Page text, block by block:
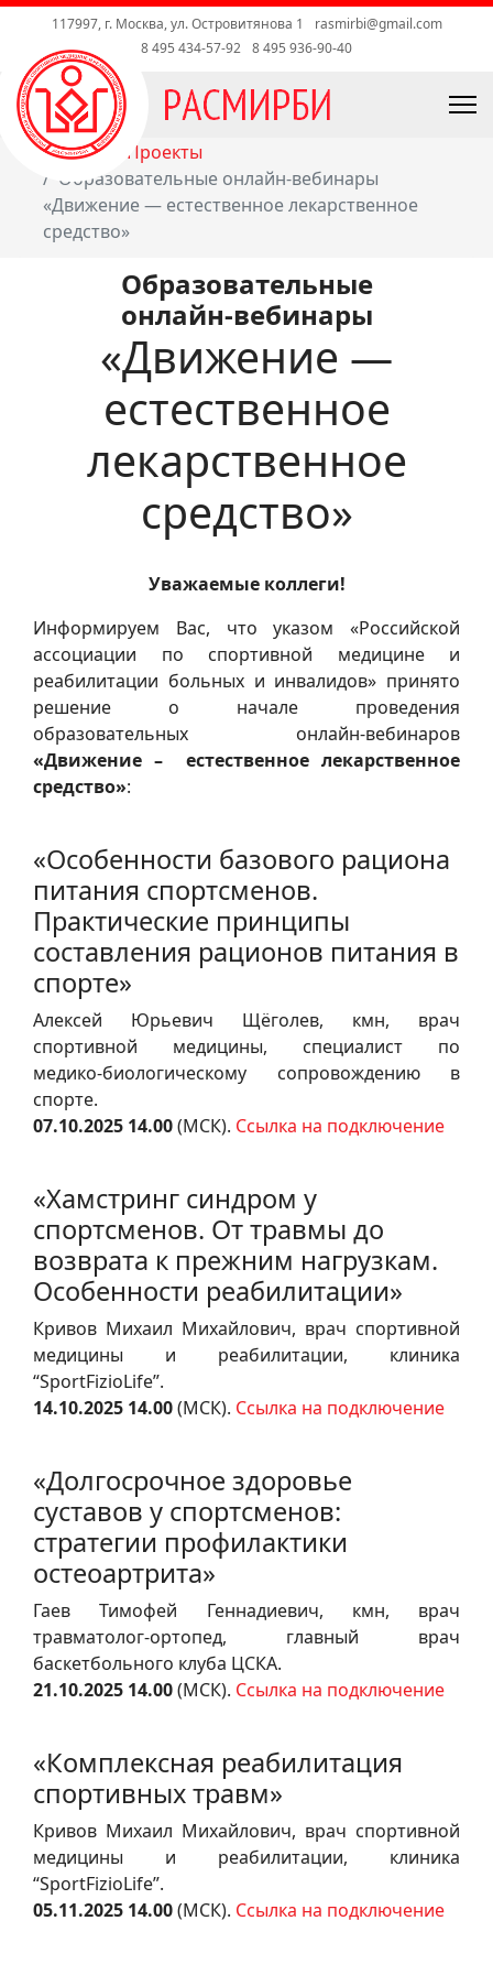
117997, г. Москва, ул. Островитянова 1
rasmirbi@gmail.com
8 495 434-57-92 8 495 936-90-40
Главная
Проекты
Образовательные онлайн‑вебинары
«Движение — естественное лекарственное
средство»
Образовательные
онлайн‑вебинары
«Движение —
естественное
лекарственное
средство»
Уважаемые коллеги!
Информируем Вас, что указом «Российской
ассоциации по спортивной медицине и
реабилитации больных и инвалидов» принято
решение о начале проведения
образовательных онлайн‑вебинаров
«Движение – естественное лекарственное
средство»:
«Особенности базового рациона
питания спортсменов.
Практические принципы
составления рационов питания в
спорте»
Алексей Юрьевич Щёголев, кмн, врач
спортивной медицины, специалист по
медико‑биологическому сопровождению в
спорте.
07.10.2025 14.00(МСК). Ссылка на подключение
«Хамстринг синдром у
спортсменов. От травмы до
возврата к прежним нагрузкам.
Особенности реабилитации»
Кривов Михаил Михайлович, врач спортивной
медицины и реабилитации, клиника
“SportFizioLife”.
14.10.2025 14.00(МСК). Ссылка на подключение
«Долгосрочное здоровье
суставов у спортсменов:
стратегии профилактики
остеоартрита»
Гаев Тимофей Геннадиевич, кмн, врач
травматолог‑ортопед, главный врач
баскетбольного клуба ЦСКА.
21.10.2025 14.00(МСК). Ссылка на подключение
«Комплексная реабилитация
спортивных травм»
Кривов Михаил Михайлович, врач спортивной
медицины и реабилитации, клиника
“SportFizioLife”.
05.11.2025 14.00(МСК). Ссылка на подключение